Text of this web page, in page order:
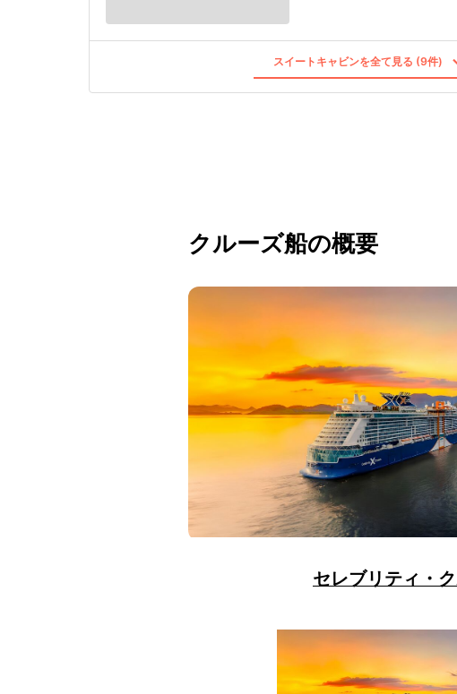
スイートキャビンを全て見る (9件)
クルーズ船の概要
セレブリティ・